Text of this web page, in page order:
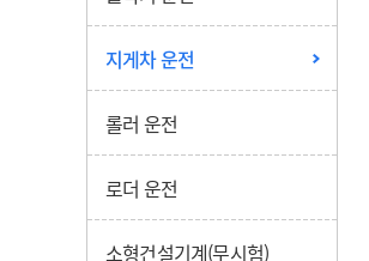
지게차 운전
롤러 운전
로더 운전
소형건설기계(무시험)